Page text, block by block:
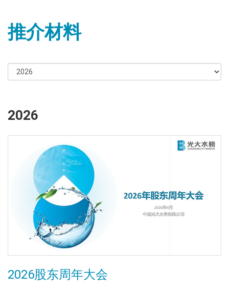
推介材料
2026
2026股东周年大会